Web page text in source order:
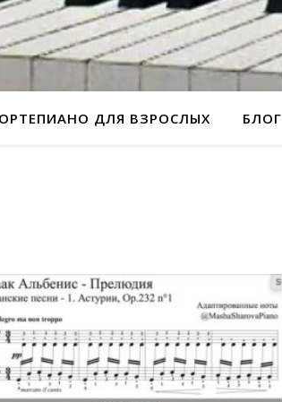
ДЛЯ ВЗРОСЛЫХ БЛОГ